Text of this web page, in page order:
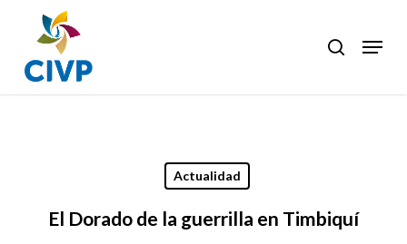
main
content
search
Menu
Actualidad
El Dorado de la guerrilla en Timbiquí
Close